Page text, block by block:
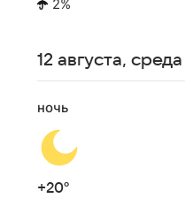
2%
12 августа, среда
ночь
+20°